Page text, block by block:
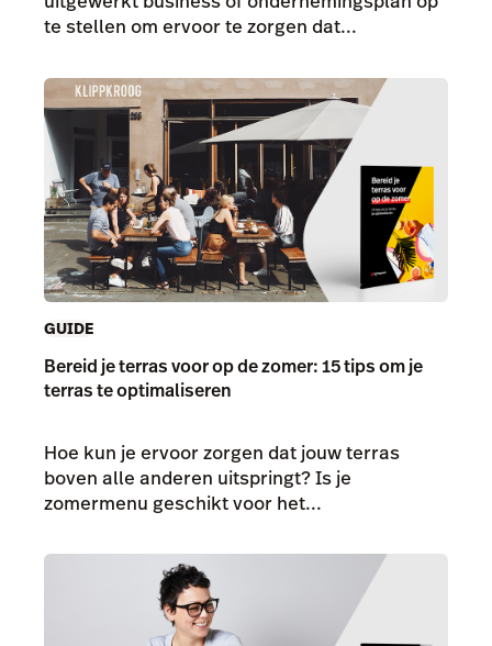
te stellen om ervoor te zorgen dat...
GUIDE
Bereid je terras voor op de zomer: 15 tips om je
terras te optimaliseren
Hoe kun je ervoor zorgen dat jouw terras
boven alle anderen uitspringt? Is je
zomermenu geschikt voor het...